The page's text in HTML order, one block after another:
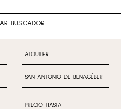
BUSCADOR